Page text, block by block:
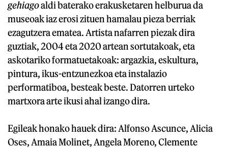
gehiagoaldi baterako erakusketaren helburua da
museoak iaz erosi zituen hamalau pieza berriak
ezagutzera ematea. Artista nafarren piezak dira
guztiak, 2004 eta 2020 artean sortutakoak, eta
askotariko formatuetakoak: argazkia, eskultura,
pintura, ikus-entzunezkoa eta instalazio
performatiboa, besteak beste. Datorren urteko
martxora arte ikusi ahal izango dira.
Egileak honako hauek dira: Alfonso Ascunce, Alicia
Oses, Amaia Molinet, Angela Moreno, Clemente